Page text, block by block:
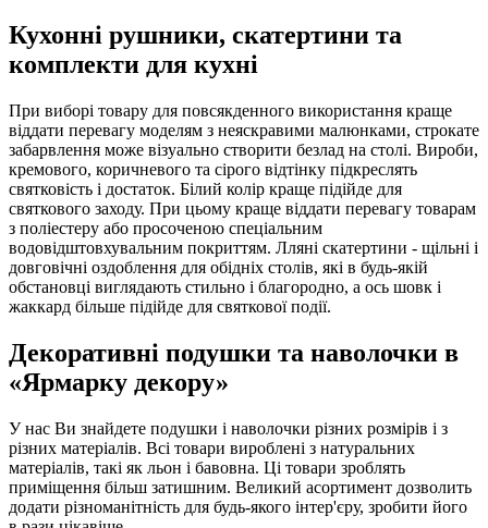
Кухонні рушники, скатертини та
комплекти для кухні
При виборі товару для повсякденного використання краще
віддати перевагу моделям з неяскравими малюнками, строкате
забарвлення може візуально створити безлад на столі. Вироби,
кремового, коричневого та сірого відтінку підкреслять
святковість і достаток. Білий колір краще підійде для
святкового заходу. При цьому краще віддати перевагу товарам
з поліестеру або просоченою спеціальним
водовідштовхувальним покриттям. Лляні скатертини - щільні і
довговічні оздоблення для обідніх столів, які в будь-якій
обстановці виглядають стильно і благородно, а ось шовк і
жаккард більше підійде для святкової події.
Декоративні подушки та наволочки в
«Ярмарку декору»
У нас Ви знайдете подушки і наволочки різних розмірів і з
різних матеріалів. Всі товари вироблені з натуральних
матеріалів, такі як льон і бавовна. Ці товари зроблять
приміщення більш затишним. Великий асортимент дозволить
додати різноманітність для будь-якого інтер'єру, зробити його